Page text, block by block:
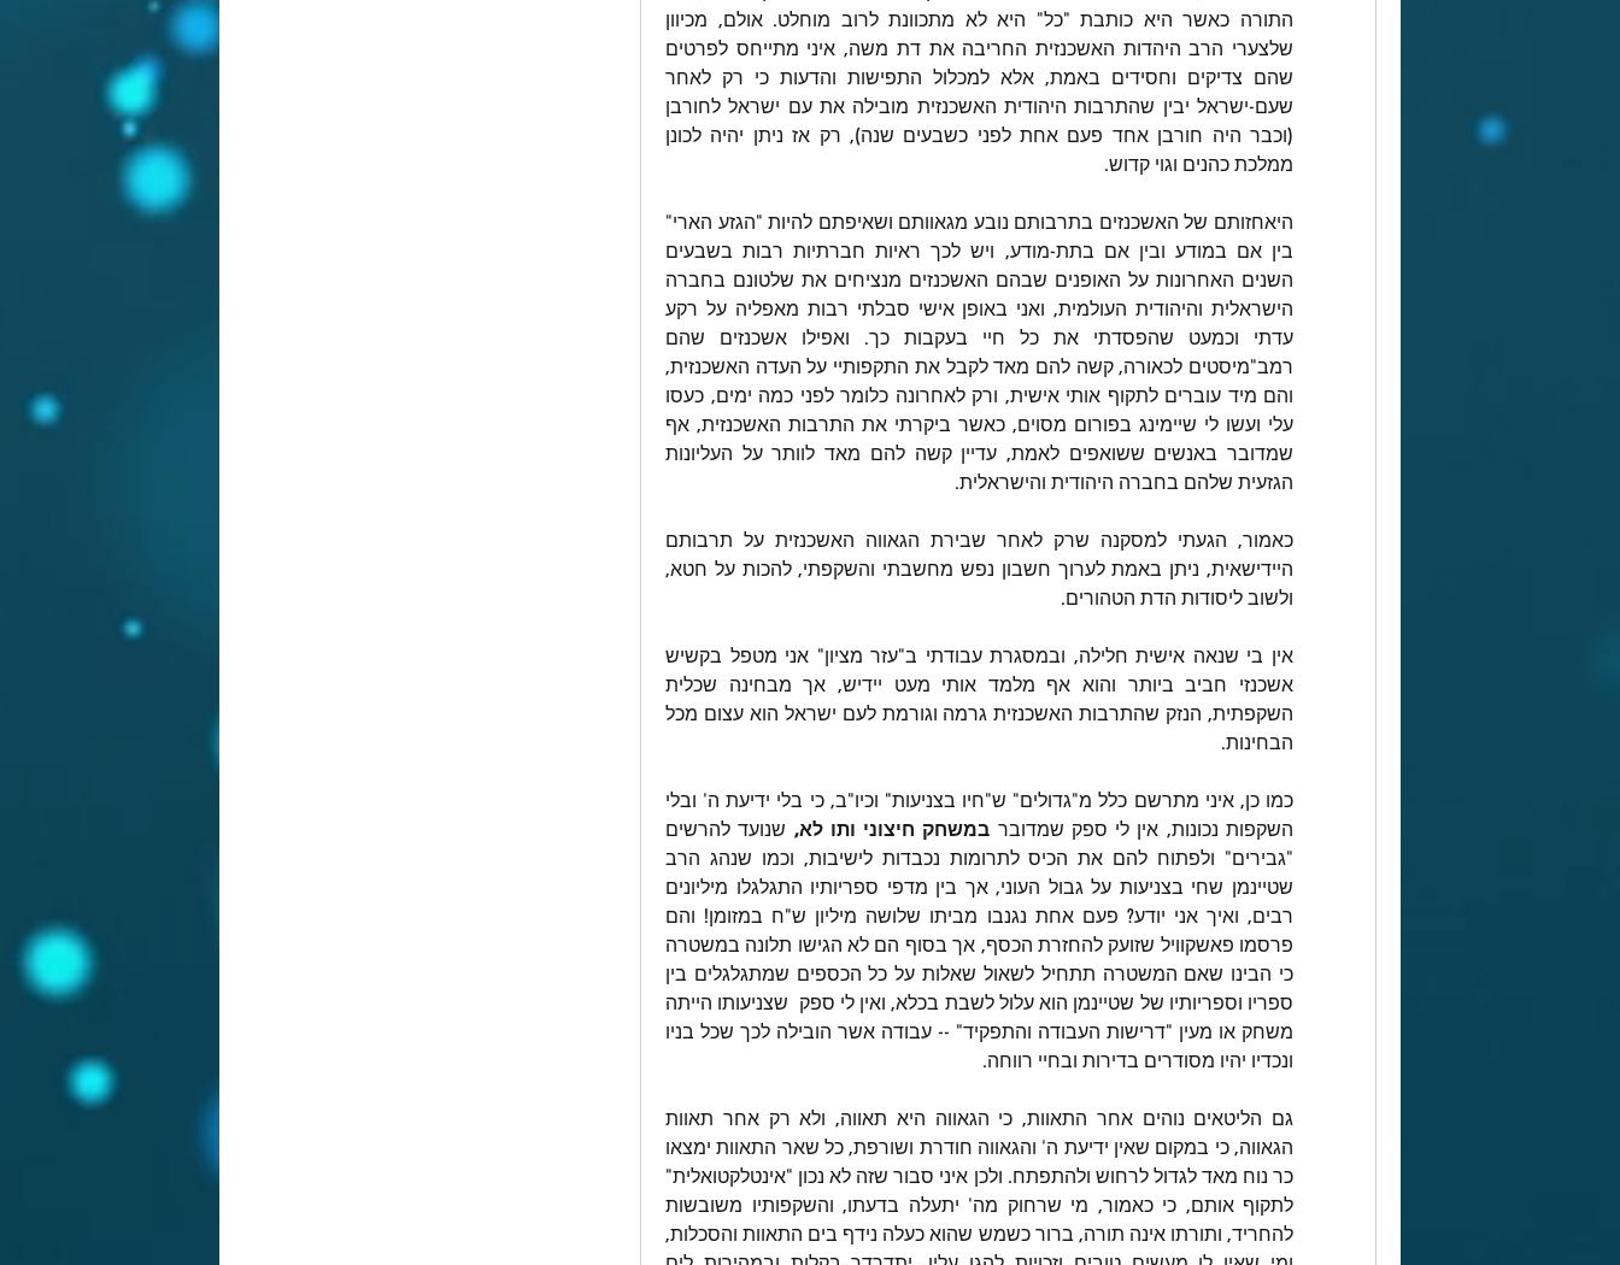
שהם צדיקים וחסידים באמת, אלא למכלול התפישות והדעות כי רק לאחר
ממלכת כהנים וגוי קדוש.
הישראלית והיהודית העולמית, ואני באופן אישי סבלתי רבות מאפליה על רקע
רמב"מיסטים לכאורה, קשה להם מאד לקבל את התקפותיי על העדה האשכנזית,
שמדובר באנשים ששואפים לאמת, עדיין קשה להם מאד לוותר על העליונות
הגזעית שלהם בחברה היהודית והישראלית.
היידישאית, ניתן באמת לערוך חשבון נפש מחשבתי והשקפתי, להכות על חטא,
ולשוב ליסודות הדת הטהורים.
אין בי שנאה אישית חלילה, ובמסגרת עבודתי ב"עזר מציון" אני מטפל בקשיש
אשכנזי חביב ביותר והוא אף מלמד אותי מעט יידיש, אך מבחינה שכלית
השקפתית, הנזק שהתרבות האשכנזית גרמה וגורמת לעם ישראל הוא עצום מכל
הבחינות.
השקפות נכונות, אין לי ספק שמדובר במשחק חיצוני ותו לא,
"גבירים" ולפתוח להם את הכיס לתרומות נכבדות לישיבות, וכמו שנהג הרב
ונכדיו יהיו מסודרים בדירות ובחיי רווחה.
גם הליטאים נוהים אחר התאוות, כי הגאווה היא תאווה, ולא רק אחר תאוות
לתקוף אותם, כי כאמור, מי שרחוק מה' יתעלה בדעתו, והשקפותיו משובשות
להחריד, ותורתו אינה תורה, ברור כשמש שהוא כעלה נידף בים התאוות והסכלות,